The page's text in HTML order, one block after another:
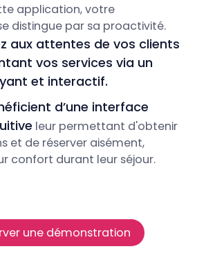
application, votre
distingue par sa proactivité.
aux attentes de vos clients
vos services via un
et interactif.
d’une interface
leur permettant d'obtenir
et de réserver aisément,
confort durant leur séjour.
une démonstration